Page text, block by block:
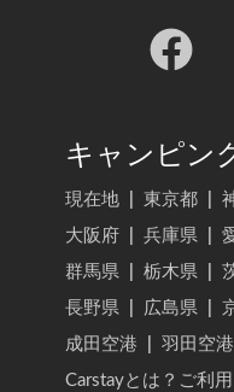
キャンピン
現在地 東京都
大阪府
兵庫県
群馬県
栃木県
長野県
広島県
成田空港
羽田空港
Carstayとは？ご利